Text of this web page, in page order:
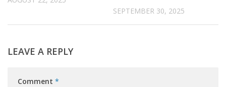
SEPTEMBER 30, 2025
LEAVE A REPLY
Comment *